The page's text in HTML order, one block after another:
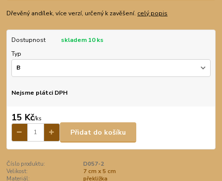
Dřevěný andílek, více verzí, určený k zavěšení. celý popis
Dostupnost
skladem 10 ks
Typ
Nejsme plátci DPH
15 Kč/ks
Přidat do košíku
Číslo produktu:
D057-2
Velikost:
7 cm x 5 cm
Materiál:
překližka